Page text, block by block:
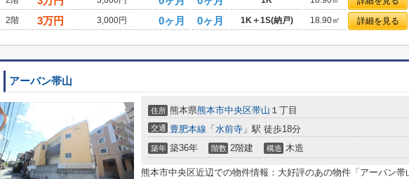
2階
3万円 3,000円 0ヶ月 0ヶ月 1K＋1S(納戸) 18.90㎡ 詳細を見る
アーバン帯山
住所 熊本県熊本市中央区帯山 １丁目
交通 豊肥本線 「 水前寺 」駅 徒歩18分
築年 築36年 階数 2階建 構造 木造
熊本市中央区近辺での物件情報：大好評のあの物件「アーバン